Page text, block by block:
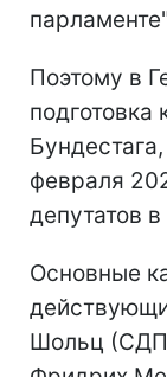
Поэтому в
подготовка
февраля
депутатов
Основные
Шольц